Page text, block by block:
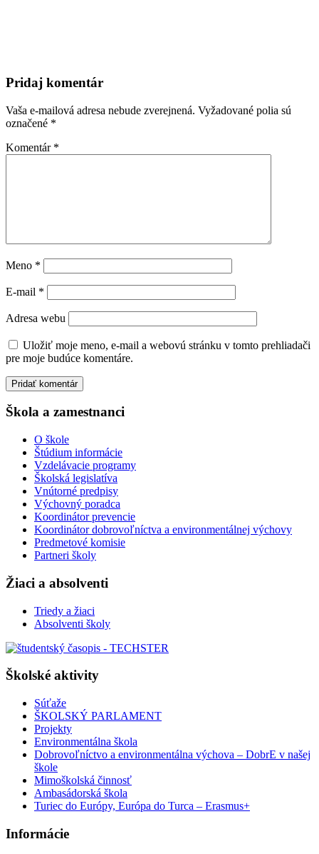
Pridaj komentár
Vaša e-mailová adresa nebude zverejnená. Vyžadované polia sú
označené *
Komentár *
Meno *
E-mail *
Adresa webu
Uložiť moje meno, e-mail a webovú stránku v tomto prehliadači
pre moje budúce komentáre.
Škola a zamestnanci
O škole
Štúdium informácie
Vzdelávacie programy
Školská legislatíva
Vnútorné predpisy
Výchovný poradca
Koordinátor prevencie
Koordinátor dobrovoľníctva a environmentálnej výchovy
Predmetové komisie
Partneri školy
Žiaci a absolventi
Triedy a žiaci
Absolventi školy
Školské aktivity
Súťaže
ŠKOLSKÝ PARLAMENT
Projekty
Environmentálna škola
Dobrovoľníctvo a environmentálna výchova – DobrE v našej
škole
Mimoškolská činnosť
Ambasádorská škola
Turiec do Európy, Európa do Turca – Erasmus+
Informácie